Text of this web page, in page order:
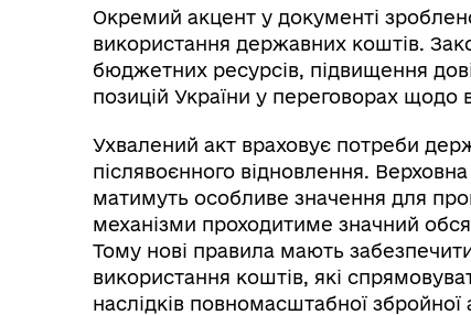
Окремий акцент у документі
використання державних коштів.
бюджетних ресурсів, підвищення
позицій України у переговорах щодо
Ухвалений акт враховує потреби
післявоєнного відновлення.
матимуть особливе значення для
механізми проходитиме значний
Тому нові правила мають
використання коштів, які
наслідків повномасштабної збройної